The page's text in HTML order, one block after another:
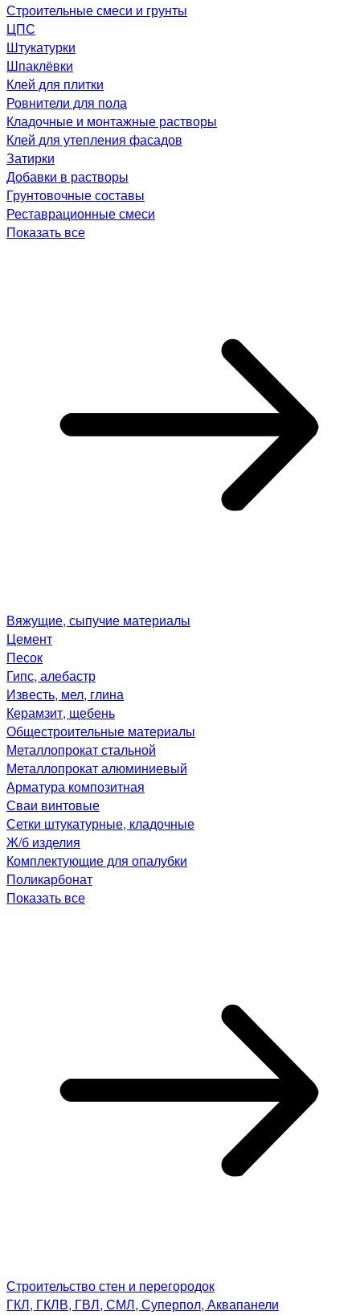
Строительные смеси и грунты
ЦПС
Штукатурки
Шпаклёвки
Клей для плитки
Ровнители для пола
Кладочные и монтажные растворы
Клей для утепления фасадов
Затирки
Добавки в растворы
Грунтовочные составы
Реставрационные смеси
Показать все
Вяжущие, сыпучие материалы
Цемент
Песок
Гипс, алебастр
Известь, мел, глина
Керамзит, щебень
Общестроительные материалы
Металлопрокат стальной
Металлопрокат алюминиевый
Арматура композитная
Сваи винтовые
Сетки штукатурные, кладочные
Ж/б изделия
Комплектующие для опалубки
Поликарбонат
Показать все
Строительство стен и перегородок
ГКЛ, ГКЛВ, ГВЛ, СМЛ, Суперпол, Аквапанели